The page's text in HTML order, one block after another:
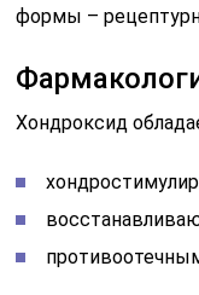
формы –
Хондроксид